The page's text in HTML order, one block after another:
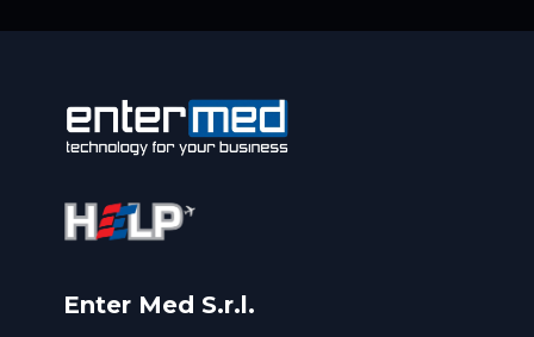
Enter Med S.r.l.